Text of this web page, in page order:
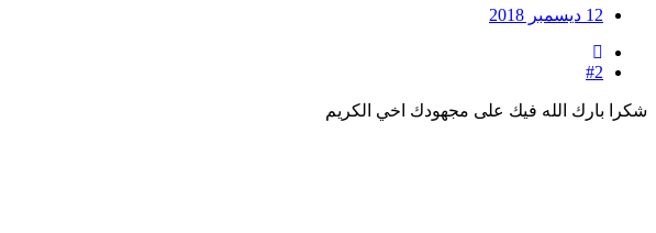
12 ديسمبر 2018
#2
شكرا بارك الله فيك على مجهودك اخي الكريم